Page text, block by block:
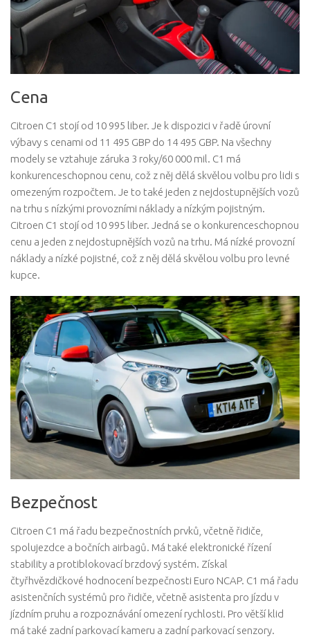
Cena
Citroen C1 stojí od 10 995 liber. Je k dispozici v řadě úrovní
výbavy s cenami od 11 495 GBP do 14 495 GBP. Na všechny
modely se vztahuje záruka 3 roky/60 000 mil. C1 má
konkurenceschopnou cenu, což z něj dělá skvělou volbu pro lidi s
omezeným rozpočtem. Je to také jeden z nejdostupnějších vozů
na trhu s nízkými provozními náklady a nízkým pojistným.
Citroen C1 stojí od 10 995 liber. Jedná se o konkurenceschopnou
cenu a jeden z nejdostupnějších vozů na trhu. Má nízké provozní
náklady a nízké pojistné, což z něj dělá skvělou volbu pro levné
kupce.
Bezpečnost
Citroen C1 má řadu bezpečnostních prvků, včetně řidiče,
spolujezdce a bočních airbagů. Má také elektronické řízení
stability a protiblokovací brzdový systém. Získal
čtyřhvězdičkové hodnocení bezpečnosti Euro NCAP. C1 má řadu
asistenčních systémů pro řidiče, včetně asistenta pro jízdu v
jízdním pruhu a rozpoznávání omezení rychlosti. Pro větší klid
má také zadní parkovací kameru a zadní parkovací senzory.